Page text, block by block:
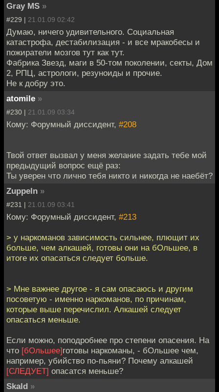
Gray MS »
#229 | 21.01.09 02:42
Думаю, ничего удивительного. Социальная
катастрофа, дестабилизация - и все мракобесы и
пожиратели мозгов тут как тут.
Фабрика Звезд, маги в 50-том поколении, секты, Дом
2, РПЦ, астрологи, резуноиды и прочие.
Не к добру это.
atomile »
#230 | 21.01.09 03:34
Кому: Форумный диссидент, #208
Твой ответ вызвал у меня желание задать тебе мой
предыдущий вопрос ещё раз:
Ты уверен что лично тебя никто и никогда не наебёт?
Zuppeln »
#231 | 21.01.09 03:41
Кому: Форумный диссидент, #213
> у наркоманов зависимость сильнее, плющит их
больше, чем алкашей, готовы они на бОльшее, в
итоге их опасаться следует больше.
> Мне важнее другое - я сам опасаюсь и другим
посоветую - именно наркоманов, по причинам,
которые выше перечислил. Алкашей следует
опасаться меньше.
Если можно, поподробнее про степени опасения. На
что [бОльшее]готовы наркоманы, - бОльшее чем,
например, убийство по-пьяни? Почему алкашей
[СЛЕДУЕТ] опасатся меньше?
Skald »